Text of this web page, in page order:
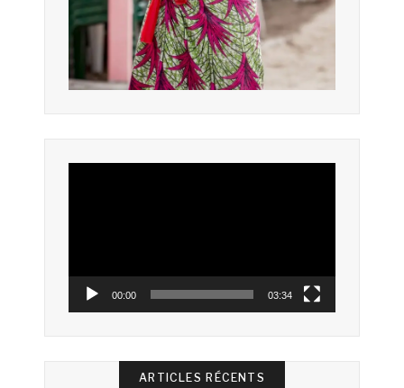
00:00 03:34
ARTICLES RÉCENTS